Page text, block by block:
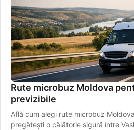
Rute microbuz Moldova
previzibile
Află cum alegi rute microbuz
pregătești o călătorie sigură între